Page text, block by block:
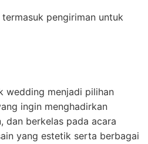
pengiriman untuk
wedding menjadi pilihan
ingin menghadirkan
dan berkelas pada acara
yang estetik serta berbagai